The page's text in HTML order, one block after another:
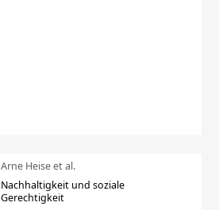
Arne Heise et al.
Nachhaltigkeit und soziale
Gerechtigkeit